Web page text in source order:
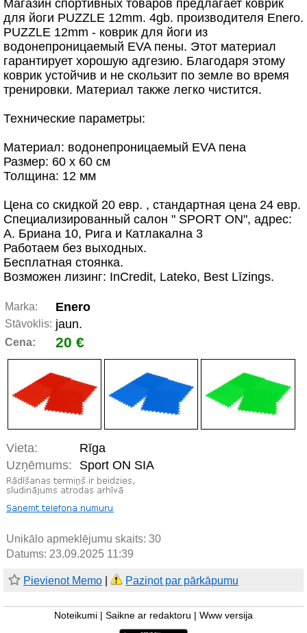
Магазин спортивных товаров предлагает коврик
для йоги PUZZLE 12mm. 4gb. производителя Enero.
PUZZLE 12mm - коврик для йоги из
водонепроницаемый EVA пены. Этот материал
гарантирует хорошую адгезию. Благодаря этому
коврик устойчив и не скользит по земле во время
тренировки. Материал также легко чистится.
Технические параметры:
Материал: водонепроницаемый EVA пенa
Размер: 60 x 60 см
Толщина: 12 мм
Цена со скидкой 20 евр. , стандартная цена 24 евр.
Специализированный салон " SPORT ON", адрес:
А. Бриана 10, Рига и Катлакална 3
Работаем без выходных.
Бесплатная стоянка.
Bозможен лизинг: InCredit, Lateko, Best Līzings.
Marka: Enero
Stāvoklis: jaun.
Cena: 20 €
Vieta:
Rīga
Uzņēmums:
Sport ON SIA
Unikālo apmeklējumu skaits: 30
Datums: 23.09.2025 11:39
Pievienot Memo Paziņot par pārkāpumu
Noteikumi Saikne ar redaktoru Www versija